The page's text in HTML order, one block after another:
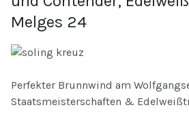
Melges 24
Perfekter Brunnwind am
Staatsmeisterschaften &